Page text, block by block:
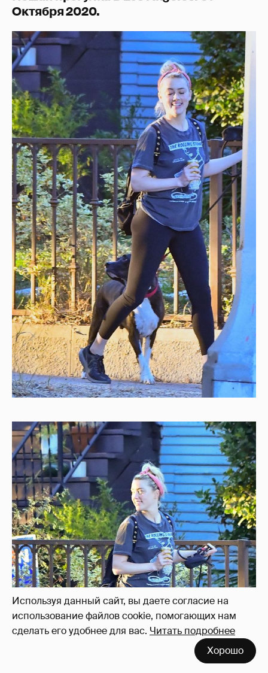
Используя данный сайт, вы даете согласие на
использование файлов cookie, помогающих нам
сделать его удобнее для вас. Читать подробнее
Хорошо
Октября 2020.